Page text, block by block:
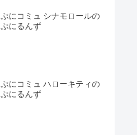
ぷにコミュ シナモロールの
ぷにるんず
ぷにコミュ ハローキティの
ぷにるんず